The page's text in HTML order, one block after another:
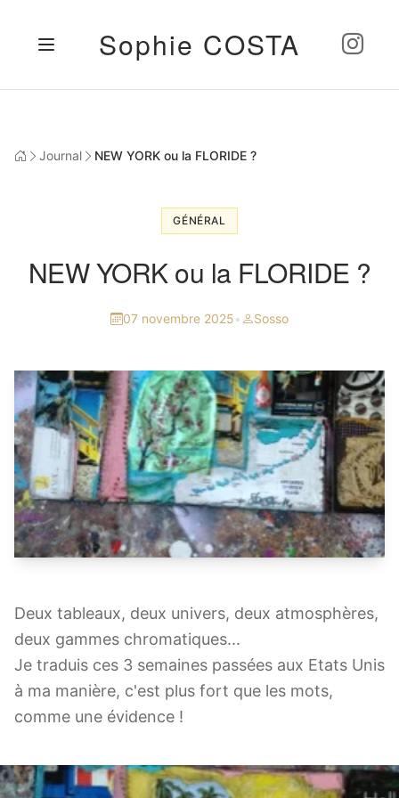
Sophie COSTA
Journal NEW YORK ou la FLORIDE ?
GÉNÉRAL
NEW YORK ou la FLORIDE ?
07 novembre 2025• Sosso
Deux tableaux, deux univers, deux atmosphères,
deux gammes chromatiques...
Je traduis ces 3 semaines passées aux Etats Unis
à ma manière, c'est plus fort que les mots,
comme une évidence !